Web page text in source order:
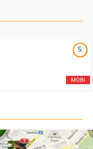
5
MOBI